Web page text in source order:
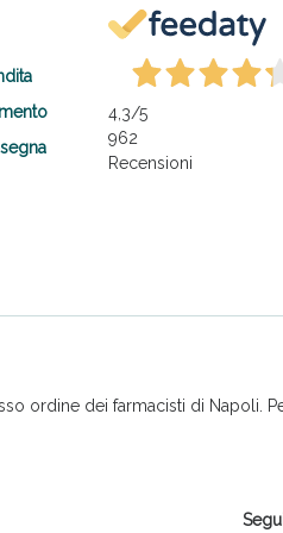
4,3/5
962
Recensioni
ordine dei farmacisti di Napoli.